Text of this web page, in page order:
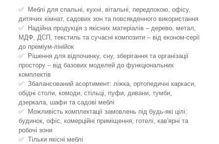
✅ Меблі для спальні, кухні, вітальні, передпокою, офісу,
дитячих кімнат, садових зон та повсякденного використання
✅ Надійна продукція з якісних матеріалів – дерево, метал,
МДФ, ДСП, текстиль та сучасні композити – від економ-серії
до преміум-лінійок
✅ Рішення для відпочинку, сну, зберігання та організації
простору – від базових моделей до функціональних
комплектів
✅ Збалансований асортимент: ліжка, ортопедичні каркаси,
обідні столи, комоди, стільці, пуфи, дивани, тумби,
дзеркала, шафи та садові меблі
✅ Можливість комплектації замовлень під будь-які цілі:
будинок, офіс, комерційні приміщення, готелі, кав'ярні та
робочі зони
✅ Тільки якісні меблі